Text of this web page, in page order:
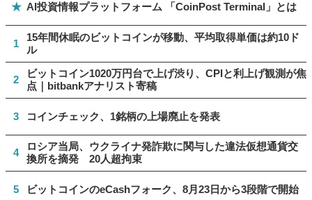
★ AI投資情報プラットフォーム 「CoinPost Terminal」とは
1
15年間休眠のビットコインが移動、平均取得単価は約10ド
ル
2
ビットコイン1020万円台で上げ渋り、CPIと利上げ観測が焦
点｜bitbankアナリスト寄稿
3 コインチェック、1銘柄の上場廃止を発表
4
ロシア当局、ウクライナ発詐欺に関与した違法仮想通貨交
換所を摘発 20人超拘束
5 ビットコインのeCashフォーク、8月23日から3段階で開始